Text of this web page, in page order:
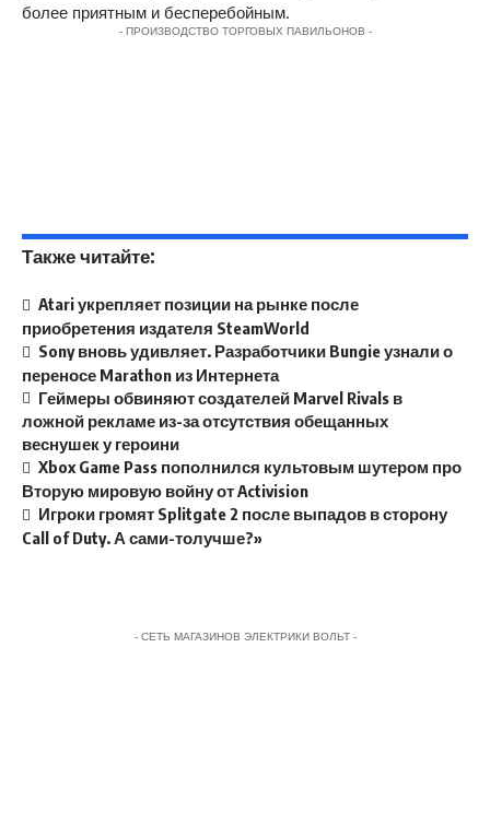
более приятным и бесперебойным.
- ПРОИЗВОДСТВО ТОРГОВЫХ ПАВИЛЬОНОВ -
Также читайте:
Atari укрепляет позиции на рынке после
приобретения издателя SteamWorld
Sony вновь удивляет. Разработчики Bungie узнали о
переносе Marathon из Интернета
Геймеры обвиняют создателей Marvel Rivals в
ложной рекламе из-за отсутствия обещанных
веснушек у героини
Xbox Game Pass пополнился культовым шутером про
Вторую мировую войну от Activision
Игроки громят Splitgate 2 после выпадов в сторону
Call of Duty. А сами-толучше?»
- СЕТЬ МАГАЗИНОВ ЭЛЕКТРИКИ ВОЛЬТ -